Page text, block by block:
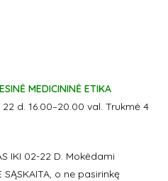
MEDICININĖ ETIKA
d. 16.00–20.00 val. Trukmė 4
IKI 02-22 D. Mokėdami
o ne pasirinkę